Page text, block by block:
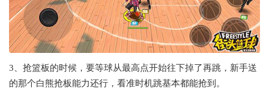
3、抢篮板的时候，要等球从最高点开始往下掉了再跳，新手送
的那个白熊抢板能力还行，看准时机跳基本都能抢到。